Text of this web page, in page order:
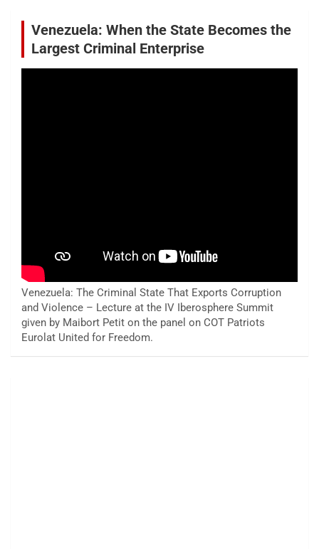
Venezuela: When the State Becomes the
Largest Criminal Enterprise
Venezuela: The Criminal State That Exports Corruption
and Violence – Lecture at the IV Iberosphere Summit
given by Maibort Petit on the panel on COT Patriots
Eurolat United for Freedom.